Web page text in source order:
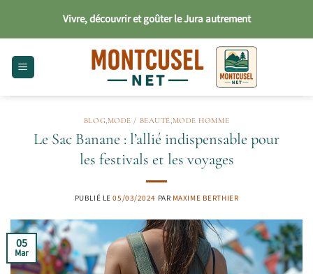
contenu
Vivre, découvrir et goûter le Jura autrement
BLOG,MODE / BEAUTÉ,MODE HOMME
Le Sac Banane : l’allié indispensable pour
les festivals et les voyages
PUBLIÉ LE05/03/2024 PAR MAXIME BERTHIER
05
Mar